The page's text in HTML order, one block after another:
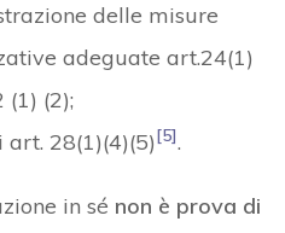
delle misure
adeguate art.24(1)
(1) (2);
28(1)(4)(5)[5].
in sé non è prova di